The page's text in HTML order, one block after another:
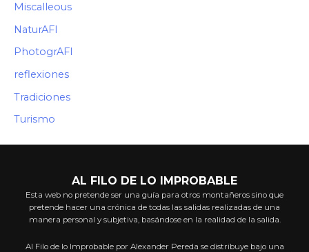
Miscalleous
NaturAFI
PhotogrAFI
reflexiones
Tradiciones
Turismo
AL FILO DE LO IMPROBABLE
Esta web no pretende ser una guía para otros montañeros sino que
pretende hacer una crónica de todas las salidas realizadas de una
manera personal y subjetiva, basándose en la realidad de la salida.
Al Filo de lo Improbable por Alexander Pereda se distribuye bajo una